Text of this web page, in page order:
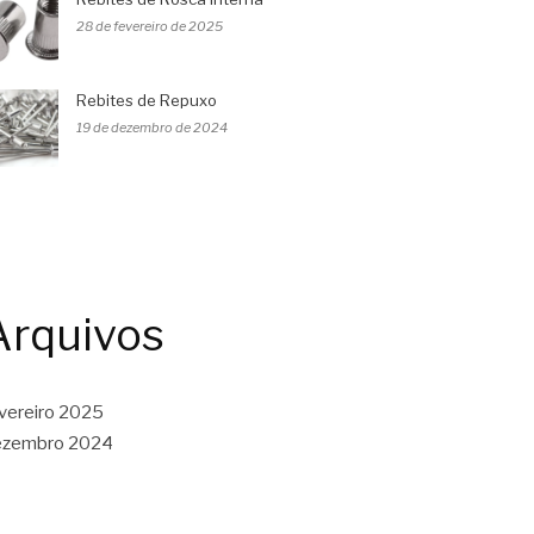
28 de fevereiro de 2025
Rebites de Repuxo
19 de dezembro de 2024
2025
2024